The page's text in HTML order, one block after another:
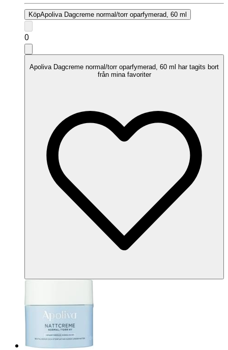
KöpApoliva Dagcreme normal/torr oparfymerad, 60 ml
0
Apoliva Dagcreme normal/torr oparfymerad, 60 ml har tagits bort
från mina favoriter